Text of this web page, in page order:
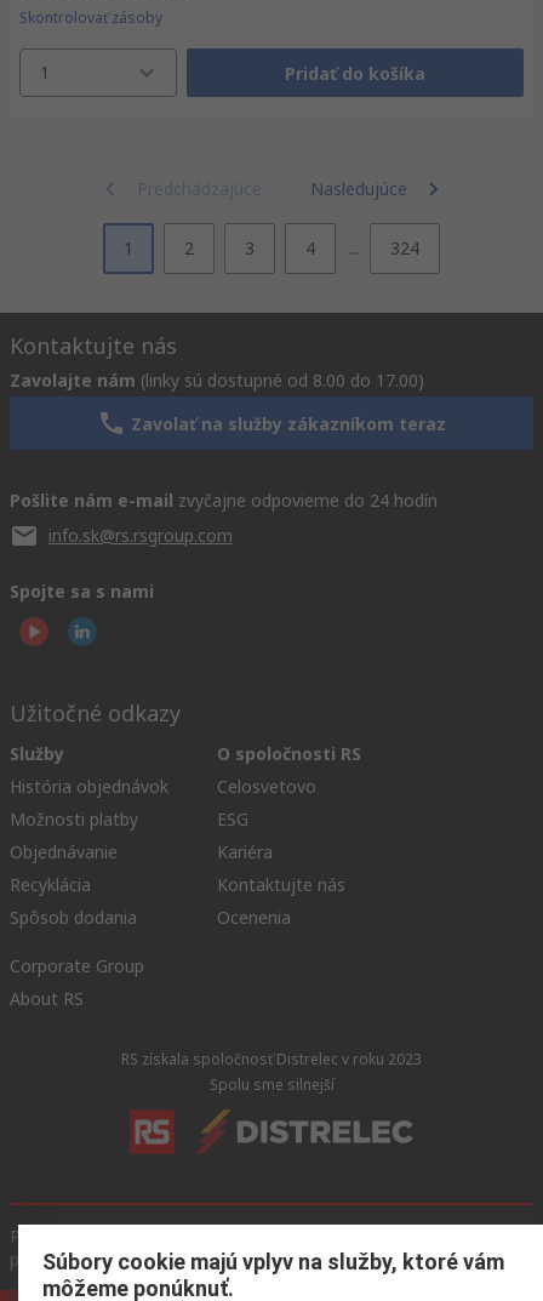
Skontrolovať zásoby
1 Pridať do košíka
Predchádzajúce Nasledujúce
1 2 3 4 ... 324
Kontaktujte nás
Zavolajte nám (linky sú dostupné od 8.00 do 17.00)
Zavolať na služby zákazníkom teraz
Pošlite nám e-mail zvyčajne odpovieme do 24 hodín
info.sk@rs.rsgroup.com
Spojte sa s nami
Užitočné odkazy
Služby
História objednávok
Možnosti platby
Objednávanie
Recyklácia
Spôsob dodania
O spoločnosti RS
Celosvetovo
ESG
Kariéra
Kontaktujte nás
Ocenenia
Corporate Group
About RS
RS získala spoločnosť Distrelec v roku 2023
Spolu sme silnejší
Podmienky našej webovej stránky
podmienky
Ochrana osobných údajov Súbory cookie
Súbory cookie majú vplyv na služby, ktoré vám
môžeme ponúknuť.